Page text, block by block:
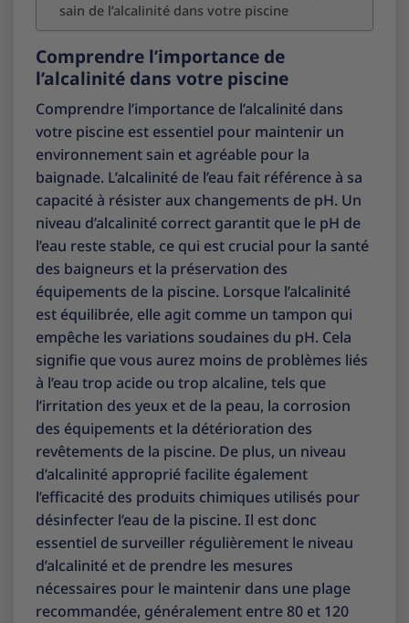
sain de l’alcalinité dans votre piscine
Comprendre l’importance de
l’alcalinité dans votre piscine
Comprendre l’importance de l’alcalinité dans
votre piscine est essentiel pour maintenir un
environnement sain et agréable pour la
baignade. L’alcalinité de l’eau fait référence à sa
capacité à résister aux changements de pH. Un
niveau d’alcalinité correct garantit que le pH de
l’eau reste stable, ce qui est crucial pour la santé
des baigneurs et la préservation des
équipements de la piscine. Lorsque l’alcalinité
est équilibrée, elle agit comme un tampon qui
empêche les variations soudaines du pH. Cela
signifie que vous aurez moins de problèmes liés
à l’eau trop acide ou trop alcaline, tels que
l’irritation des yeux et de la peau, la corrosion
des équipements et la détérioration des
revêtements de la piscine. De plus, un niveau
d’alcalinité approprié facilite également
l’efficacité des produits chimiques utilisés pour
désinfecter l’eau de la piscine. Il est donc
essentiel de surveiller régulièrement le niveau
d’alcalinité et de prendre les mesures
nécessaires pour le maintenir dans une plage
recommandée, généralement entre 80 et 120